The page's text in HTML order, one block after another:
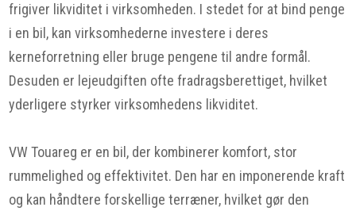
frigiver likviditet i virksomheden. I stedet for at bind penge
i en bil, kan virksomhederne investere i deres
kerneforretning eller bruge pengene til andre formål.
Desuden er lejeudgiften ofte fradragsberettiget, hvilket
yderligere styrker virksomhedens likviditet.
VW Touareg er en bil, der kombinerer komfort, stor
rummelighed og effektivitet. Den har en imponerende kraft
og kan håndtere forskellige terræner, hvilket gør den